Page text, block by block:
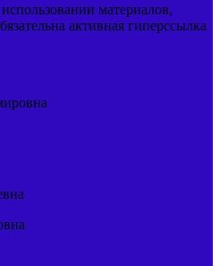
материалов,
активная гиперссылка